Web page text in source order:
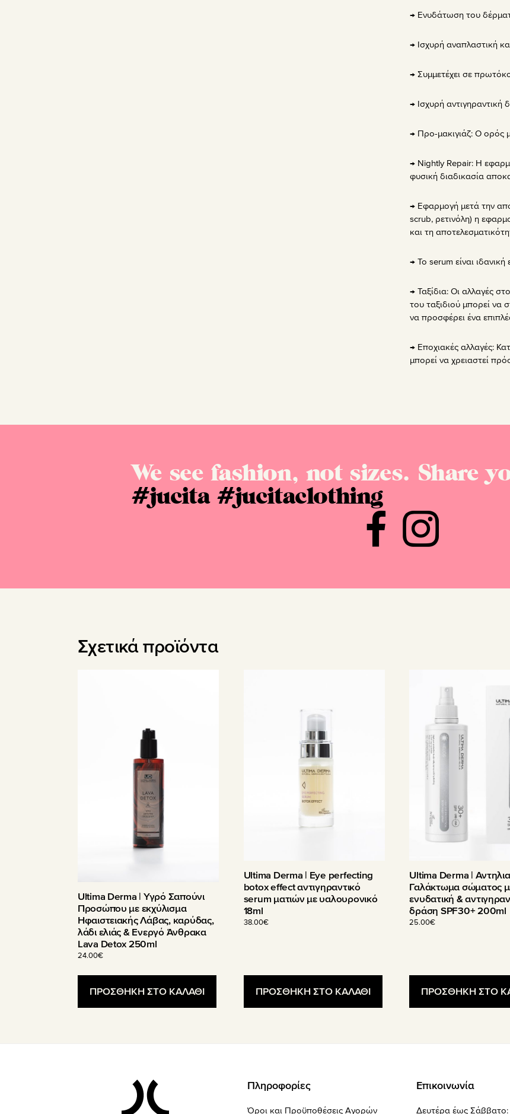
→ Ενυδάτωση του
→ Ισχυρή αναπλαστική
→ Συμμετέχει σε
→ Ισχυρή αντιγηραντική
→ Προ-μακιγιάζ: Ο ορός
→ Nightly Repair: Η
φυσική διαδικασία
→ Εφαρμογή μετά την
scrub, ρετινόλη) η
και τη
→ Το serum είναι
→ Ταξίδια: Οι αλλαγές
του ταξιδιού μπορεί
να προσφέρει ένα
→ Εποχιακές αλλαγές:
μπορεί να χρειαστεί
We see fashion, not sizes. Share
#jucita #jucitaclothing
Σχετικά προϊόντα
Ultima Derma | Υγρό Σαπούνι
Προσώπου µε εκχύλισµα
Ηφαιστειακής Λάβας, καρύδας,
λάδι ελιάς & Ενεργό Άνθρακα
Lava Detox 250ml
24.00€
ΠΡΟΣΘΗΚΗ ΣΤΟ ΚΑΛΑΘΙ
Ultima Derma | Eye perfecting
botox effect αντιγηραντικό
serum ματιών με υαλουρονικό
18ml
38.00€
ΠΡΟΣΘΗΚΗ ΣΤΟ ΚΑΛΑΘΙ
Ultima Derma |
Γαλάκτωμα σώματος
ενυδατική &
δράση SPF30+ 200ml
25.00€
ΠΡΟΣΘΗΚΗ ΣΤΟ
Πληροφορίες
Όροι και Προϋποθέσεις Αγορών
Επικοινωνία
Δευτέρα έως Σάββατο: